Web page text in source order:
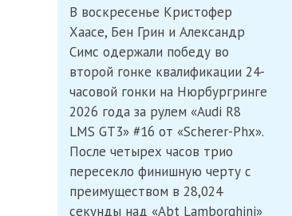
24
часов
«Scherer-
Audi»
одержала
победу
после
неудачи
для
Ферстаппена
В воскресенье Кристофер
Хаасе, Бен Грин и Александр
Симс одержали победу во
второй гонке квалификации 24-
часовой гонки на Нюрбургринге
2026 года за рулем «Audi R8
LMS GT3» #16 от «Scherer-Phx».
После четырех часов трио
пересекло финишную черту с
преимуществом в 28,024
секунды над «Abt Lamborghini»